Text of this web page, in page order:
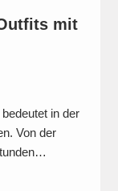
mit
in der
Von der